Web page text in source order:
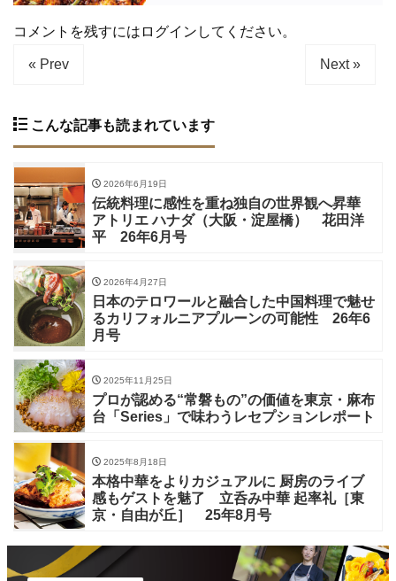
コメントを残すにはログインしてください。
« Prev Next »
こんな記事も読まれています
2026年6月19日
伝統料理に感性を重ね独自の世界観へ昇華
アトリエ ハナダ（大阪・淀屋橋） 花田洋
平 26年6月号
2026年4月27日
日本のテロワールと融合した中国料理で魅せ
るカリフォルニアプルーンの可能性 26年6
月号
2025年11月25日
プロが認める“常磐もの”の価値を東京・麻布
台「Series」で味わうレセプションレポート
2025年8月18日
本格中華をよりカジュアルに 厨房のライブ
感もゲストを魅了 立呑み中華 起率礼［東
京・自由が丘］ 25年8月号